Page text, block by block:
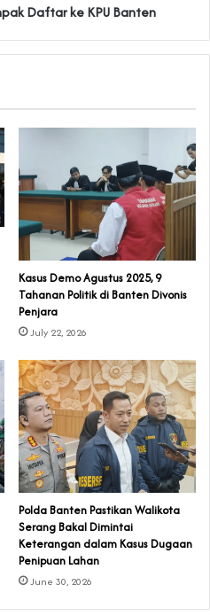
Daftar ke KPU Banten
‎Kasus Demo Agustus 2025, 9
Tahanan Politik di Banten Divonis
Penjara
July 22, 2026
Polda Banten Pastikan Walikota
Serang Bakal Dimintai
Keterangan dalam Kasus Dugaan
Penipuan Lahan
June 30, 2026